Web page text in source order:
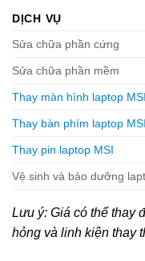
DỊCH VỤ
Sửa chữa phần cứng
Sửa chữa phần mềm
Thay màn hình laptop MSI
Thay bàn phím laptop MSI
Thay pin laptop MSI
Vệ sinh và bảo dưỡng
Lưu ý: Giá có thể thay
hỏng và linh kiện thay